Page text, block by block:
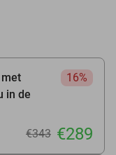
in de
16%
€343 €289